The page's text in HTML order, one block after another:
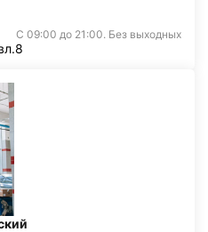
С 09:00 до 21:00. Без выходных